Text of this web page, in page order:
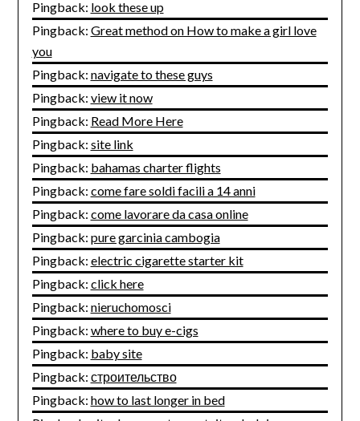
Pingback: look these up
Pingback: Great method on How to make a girl love
you
Pingback: navigate to these guys
Pingback: view it now
Pingback: Read More Here
Pingback: site link
Pingback: bahamas charter flights
Pingback: come fare soldi facili a 14 anni
Pingback: come lavorare da casa online
Pingback: pure garcinia cambogia
Pingback: electric cigarette starter kit
Pingback: click here
Pingback: nieruchomosci
Pingback: where to buy e-cigs
Pingback: baby site
Pingback: строительство
Pingback: how to last longer in bed